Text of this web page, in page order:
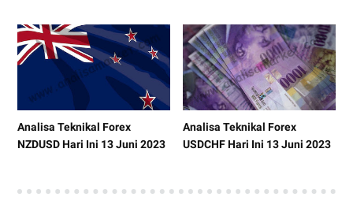
Analisa Teknikal Forex
NZDUSD Hari Ini 13 Juni 2023
Analisa Teknikal Forex
USDCHF Hari Ini 13 Juni 2023